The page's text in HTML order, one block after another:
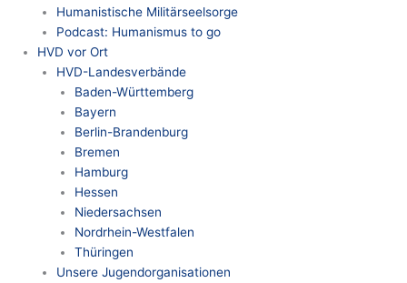
Humanistische Militärseelsorge
Podcast: Humanismus to go
HVD vor Ort
HVD-Landesverbände
Baden-Württemberg
Bayern
Berlin-Brandenburg
Bremen
Hamburg
Hessen
Niedersachsen
Nordrhein-Westfalen
Thüringen
Unsere Jugendorganisationen